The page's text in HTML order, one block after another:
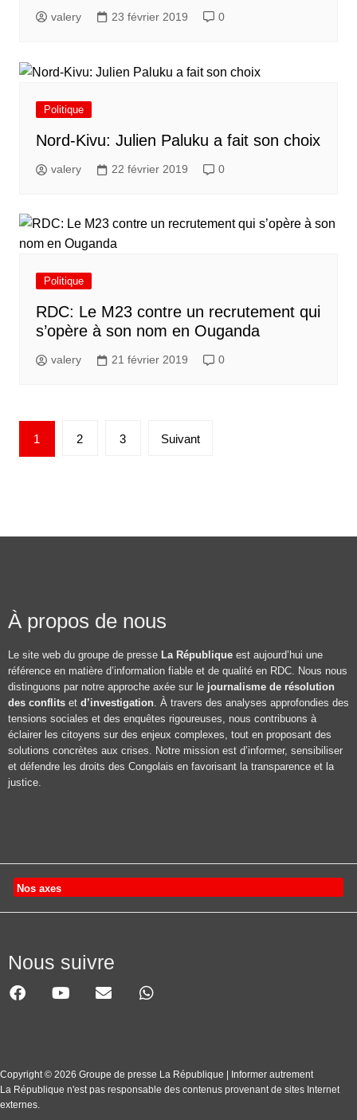
valery 23 février 2019 0
Politique
Nord-Kivu: Julien Paluku a fait son choix
valery 22 février 2019 0
Politique
RDC: Le M23 contre un recrutement qui
s’opère à son nom en Ouganda
valery 21 février 2019 0
1 2 3 Suivant
À propos de nous
Le site web du groupe de presse La République est aujourd’hui une
référence en matière d’information fiable et de qualité en RDC. Nous nous
distinguons par notre approche axée sur le journalisme de résolution
des conflits et d’investigation. À travers des analyses approfondies des
tensions sociales et des enquêtes rigoureuses, nous contribuons à
éclairer les citoyens sur des enjeux complexes, tout en proposant des
solutions concrètes aux crises. Notre mission est d’informer, sensibiliser
et défendre les droits des Congolais en favorisant la transparence et la
justice.
Nos axes
Nous suivre
Copyright © 2026 Groupe de presse La République | Informer autrement
La République n'est pas responsable des contenus provenant de sites Internet
externes.